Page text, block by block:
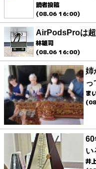
読者投稿
(08.06 16:00)
AirPodsProは
林雄司
(08.06 16:00)
姉
っ
ま
60
い
井